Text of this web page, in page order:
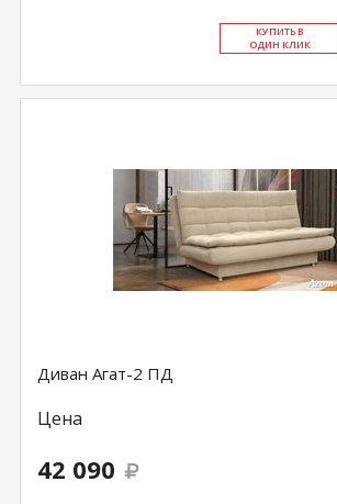
КУ­ПИТЬ В
ОДИН КЛИК
Диван Агат-2 ПД
Цена
42 090